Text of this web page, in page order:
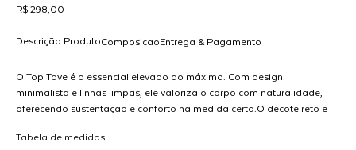
R$ 298,00
Composicao
Descrição Produto Entrega & Pagamento
O Top Tove é o essencial elevado ao máximo. Com design
minimalista e linhas limpas, ele valoriza o corpo com naturalidade,
oferecendo sustentação e conforto na medida certa.O decote reto e
funcionalidade, enquanto o elástico personalizado reforça a
Tabela de medidas